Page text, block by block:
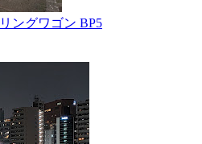
ングワゴン BP5